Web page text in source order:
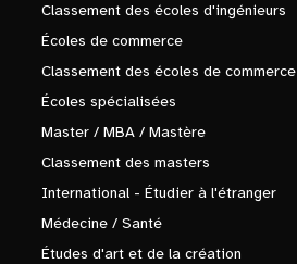
Classement des écoles d'ingénieurs
Écoles de commerce
Classement des écoles de commerce
Écoles spécialisées
Master / MBA / Mastère
Classement des masters
International - Étudier à l'étranger
Médecine / Santé
Études d'art et de la création